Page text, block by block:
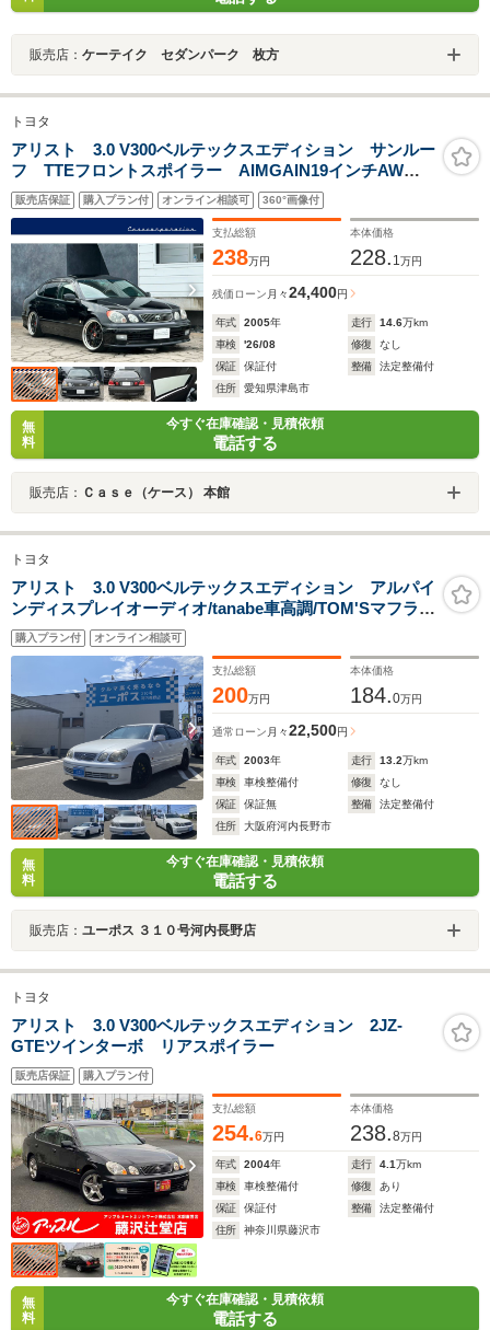
販売店： ケーテイク セダンパーク 枚方
トヨタ
アリスト 3.0 V300ベルテックスエディション サンルー
フ TTEフロントスポイラー AIMGAIN19インチAW
HKSハイパーマックス車高調 社外マフラー 黒革シー
ト 前席シートヒーター コンビハンドル パワーシー
ト コーナーセンサー
販売店保証 購入プラン付 オンライン相談可 360°画像付
支払総額
238万円
本体価格
228. 1万円
残価ローン 月々24,400円
年式 2005年 走行 14.6万km
車検
'26/08 修復
なし
保証
保証付 整備
法定整備付
住所
愛知県津島市
無
料
今すぐ在庫確認・見積依頼
電話する
販売店： Ｃａｓｅ（ケース） 本館
トヨタ
アリスト 3.0 V300ベルテックスエディション アルパイ
ンディスプレイオーディオ/tanabe車高調/TOM'Sマフラ
ー/TOM'Sエアクリ/シルクブレイスステアリング/クスコ
フロントアーム/タワーバー/JBLサウンド/キャリパー/リ
購入プラン付 オンライン相談可
支払総額
200万円
本体価格
184.0万円
通常ローン 月々22,500円
年式 2003年 走行 13.2万km
車検
車検整備付 修復
なし
保証
保証無 整備
法定整備付
住所
大阪府河内長野市
無
料
今すぐ在庫確認・見積依頼
電話する
販売店： ユーポス ３１０号河内長野店
トヨタ
アリスト 3.0 V300ベルテックスエディション 2JZ-
GTEツインターボ リアスポイラー
販売店保証 購入プラン付
支払総額
254.6万円
本体価格
238.8万円
年式 2004年 走行 4.1万km
車検
車検整備付 修復
あり
保証
保証付 整備
法定整備付
住所
神奈川県藤沢市
無
料
今すぐ在庫確認・見積依頼
電話する